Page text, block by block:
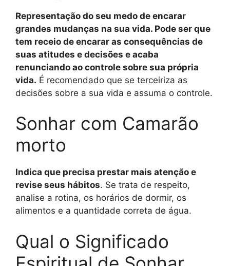
Representação do seu medo de encarar
grandes mudanças na sua vida. Pode ser que
tem receio de encarar as consequências de
suas atitudes e decisões e acaba
renunciando ao controle sobre sua própria
vida. É recomendado que se terceiriza as
decisões sobre a sua vida e assuma o controle.
Sonhar com Camarão
morto
Indica que precisa prestar mais atenção e
revise seus hábitos. Se trata de respeito,
analise a rotina, os horários de dormir, os
alimentos e a quantidade correta de água.
Qual o Significado